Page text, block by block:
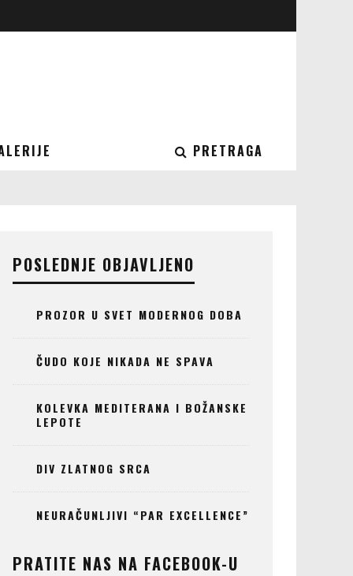
PRETRAGA
POSLEDNJE OBJAVLJENO
PROZOR U SVET MODERNOG DOBA
ČUDO KOJE NIKADA NE SPAVA
KOLEVKA MEDITERANA I BOŽANSKE
LEPOTE
DIV ZLATNOG SRCA
NEURAČUNLJIVI “PAR EXCELLENCE”
PRATITE NAS NA FACEBOOK-U